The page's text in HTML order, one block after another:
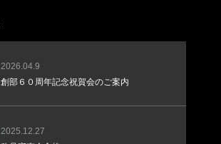
2026.04.9
創部６０周年記念祝賀会のご案内
2025.12.27